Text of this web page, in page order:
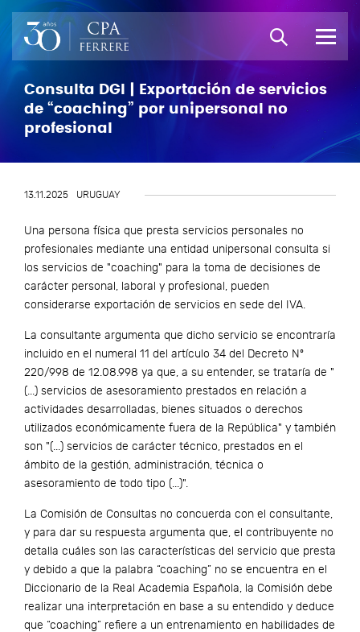
Consulta DGI | Exportación de servicios
de “coaching” por unipersonal no
profesional
13.11.2025 URUGUAY
Una persona física que presta servicios personales no
profesionales mediante una entidad unipersonal consulta si
los servicios de "coaching" para la toma de decisiones de
carácter personal, laboral y profesional, pueden
considerarse exportación de servicios en sede del IVA.
La consultante argumenta que dicho servicio se encontraría
incluido en el numeral 11 del artículo 34 del Decreto Nº
220/998 de 12.08.998 ya que, a su entender, se trataría de "
(...) servicios de asesoramiento prestados en relación a
actividades desarrolladas, bienes situados o derechos
utilizados económicamente fuera de la República" y también
son "(...) servicios de carácter técnico, prestados en el
ámbito de la gestión, administración, técnica o
asesoramiento de todo tipo (...)".
La Comisión de Consultas no concuerda con el consultante,
y para dar su respuesta argumenta que, el contribuyente no
detalla cuáles son las características del servicio que presta
y debido a que la palabra “coaching” no se encuentra en el
Diccionario de la Real Academia Española, la Comisión debe
realizar una interpretación en base a su entendido y deduce
que “coaching” refiere a un entrenamiento en habilidades de